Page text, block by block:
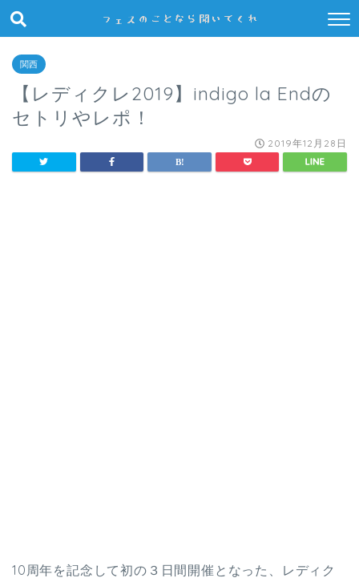
関西
【レディクレ2019】indigo la Endの
セトリやレポ！
2019年12月28日
10周年を記念して初の３日間開催となった、レディク